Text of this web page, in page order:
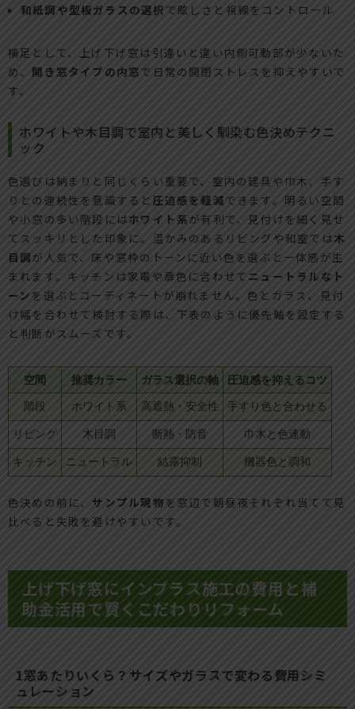
和紙調や型板ガラスの選択 で眩しさと視線をコントロール
補足として、上げ下げ窓は引違いと違い内側可動部が少ないた
め、 開き窓タイプの内窓で日常の開閉ストレスを抑えやすいで
す。
ホワイトや木目調で室内と美しく馴染む色決めテクニ
ック
色選びは納まりと同じくらい重要で、室内の建具や巾木、手す
りとの連続性を意識すると 圧迫感を軽減できます。明るい空間
や小窓の多い階段にはホワイト系が有利で、見付けを細く見せ
てスッキリとした印象に。温かみのあるリビングや和室では木
目調が人気で、床や窓枠のトーンに近い色を選ぶと一体感が生
まれます。キッチンは家電や扉色に合わせて ニュートラルなト
ーンを選ぶとコーディネートが崩れません。色とガラス、見付
け幅を合わせて検討する際は、下表のように優先軸を設定する
と判断がスムーズです。
空間 推奨カラー ガラス選択の軸 圧迫感を抑えるコツ
階段 ホワイト系 高遮熱・安全性 手すり色と合わせる
リビング 木目調 断熱・防音 巾木と色連動
キッチン ニュートラル 結露抑制 機器色と調和
色決めの前に、サンプル現物を窓辺で朝昼夜それぞれ当てて見
比べると失敗を避けやすいです。
上げ下げ窓にインプラス施工の費用と補
助金活用で賢くこだわりリフォーム
1窓あたりいくら？サイズやガラスで変わる費用シミ
ュレーション